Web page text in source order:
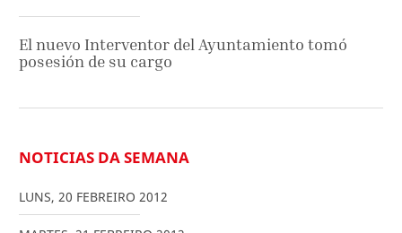
El nuevo Interventor del Ayuntamiento tomó
posesión de su cargo
NOTICIAS DA SEMANA
LUNS, 20 FEBREIRO 2012